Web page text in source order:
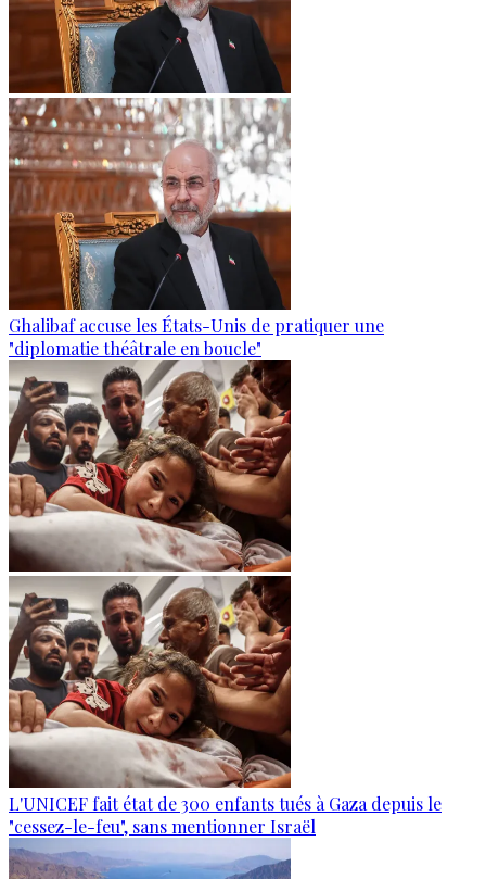
Ghalibaf accuse les États-Unis de pratiquer une
"diplomatie théâtrale en boucle"
L'UNICEF fait état de 300 enfants tués à Gaza depuis le
"cessez-le-feu", sans mentionner Israël